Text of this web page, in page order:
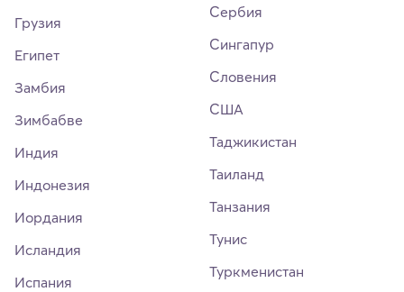
Грузия
Египет
Замбия
Зимбабве
Индия
Индонезия
Иордания
Исландия
Испания
Сербия
Сингапур
Словения
США
Таджикистан
Таиланд
Танзания
Тунис
Туркменистан